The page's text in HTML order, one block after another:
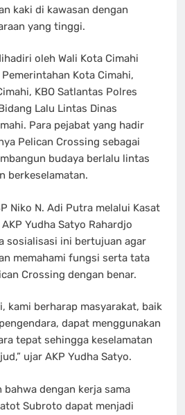
kaki di kawasan dengan
yang tinggi.
oleh Wali Kota Cimahi
Kota Cimahi,
KBO Satlantas Polres
Lalu Lintas Dinas
Para pejabat yang hadir
Pelican Crossing sebagai
budaya berlalu lintas
berkeselamatan.
Niko N. Adi Putra melalui Kasat
Yudha Satyo Rahardjo
sosialisasi ini bertujuan agar
memahami fungsi serta tata
Crossing dengan benar.
kami berharap masyarakat, baik
dapat menggunakan
tepat sehingga keselamatan
ujar AKP Yudha Satyo.
bahwa dengan kerja sama
Subroto dapat menjadi